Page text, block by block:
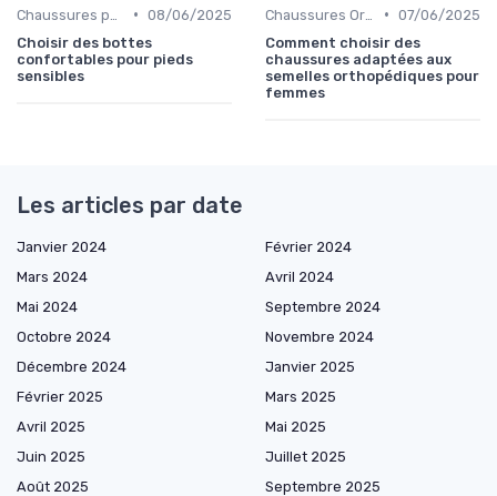
• 08/06/2025
Choisir des bottes
confortables pour pieds
sensibles
• 07/06/2025
Comment choisir des
chaussures adaptées aux
semelles orthopédiques pour
femmes
Les articles par date
Janvier 2024
Février 2024
Mars 2024
Avril 2024
Mai 2024
Septembre 2024
Octobre 2024
Novembre 2024
Décembre 2024
Janvier 2025
Février 2025
Mars 2025
Avril 2025
Mai 2025
Juin 2025
Juillet 2025
Août 2025
Septembre 2025